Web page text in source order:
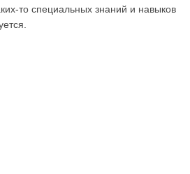
то специальных знаний и навыков